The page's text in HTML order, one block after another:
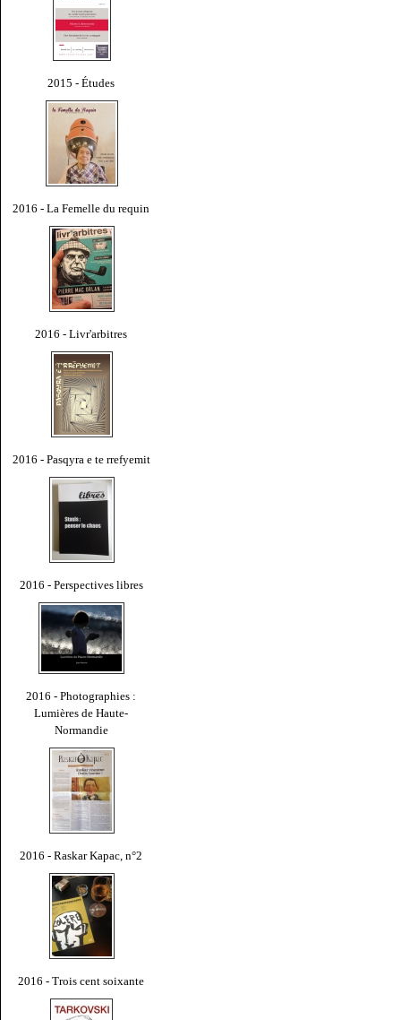
2015 - Études
2016 - La Femelle du requin
2016 - Livr'arbitres
2016 - Pasqyra e te rrefyemit
2016 - Perspectives libres
2016 - Photographies :
Lumières de Haute-
Normandie
2016 - Raskar Kapac, n°2
2016 - Trois cent soixante